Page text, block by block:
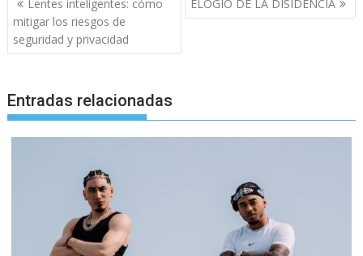
de
entradas
Lentes inteligentes: cómo
mitigar los riesgos de
seguridad y privacidad
ELOGIO DE LA DISIDENCIA
Entradas relacionadas